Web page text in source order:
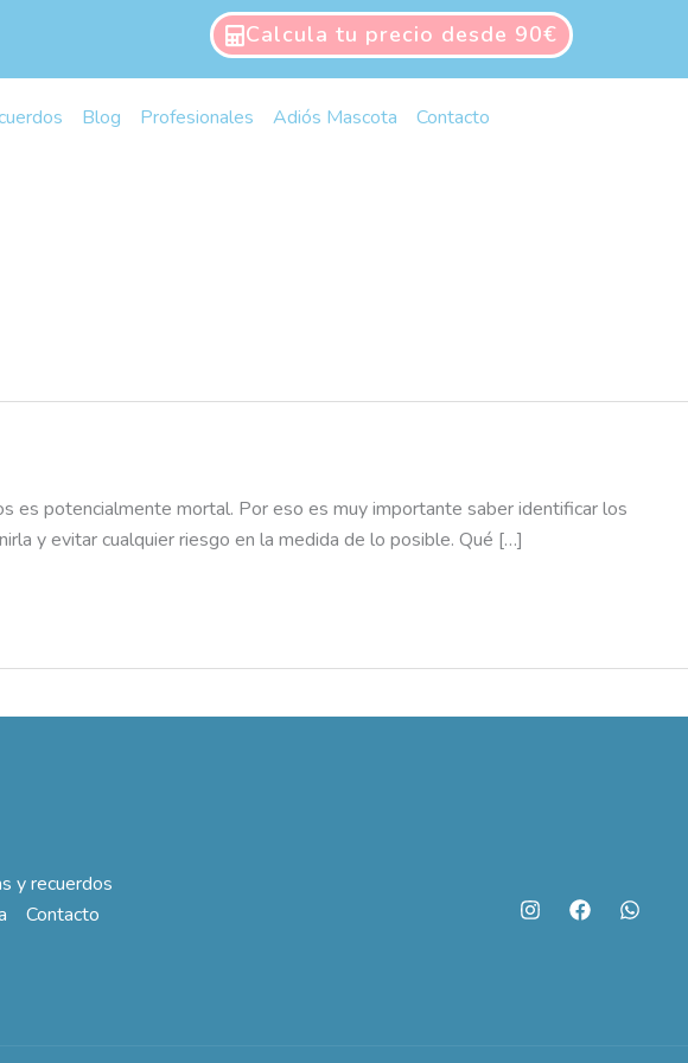
Calcula tu precio desde 90€
Blog Profesionales Adiós Mascota Contacto
es potencialmente mortal. Por eso es muy importante saber identificar los
y evitar cualquier riesgo en la medida de lo posible. Qué […]
y recuerdos
Contacto